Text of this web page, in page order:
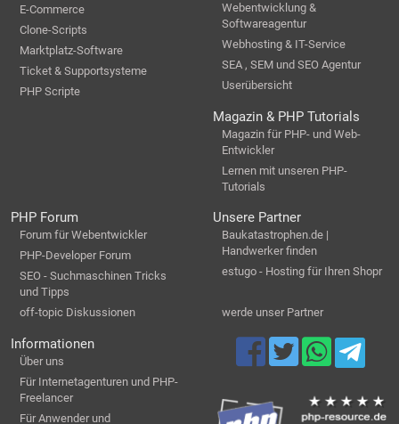
E-Commerce
Clone-Scripts
Marktplatz-Software
Ticket & Supportsysteme
PHP Scripte
Webentwicklung &
Softwareagentur
Webhosting & IT-Service
SEA , SEM und SEO Agentur
Userübersicht
Magazin & PHP Tutorials
Magazin für PHP- und Web-
Entwickler
Lernen mit unseren PHP-
Tutorials
PHP Forum
Forum für Webentwickler
PHP-Developer Forum
SEO - Suchmaschinen Tricks
und Tipps
off-topic Diskussionen
Unsere Partner
Baukatastrophen.de |
Handwerker finden
estugo - Hosting für Ihren Shopr
werde unser Partner
Informationen
Über uns
Für Internetagenturen und PHP-
Freelancer
Für Anwender und